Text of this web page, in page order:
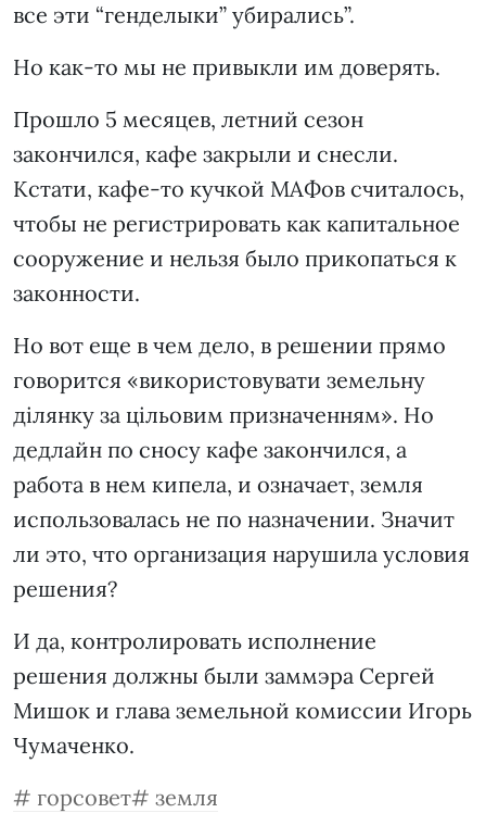
все эти “генделыки” убирались”.
Но как-то мы не привыкли им доверять.
Прошло 5 месяцев, летний сезон
закончился, кафе закрыли и снесли.
Кстати, кафе-то кучкой МАФов считалось,
чтобы не регистрировать как капитальное
сооружение и нельзя было прикопаться к
законности.
Но вот еще в чем дело, в решении прямо
говорится «використовувати земельну
ділянку за цільовим призначенням». Но
дедлайн по сносу кафе закончился, а
работа в нем кипела, и означает, земля
использовалась не по назначении. Значит
ли это, что организация нарушила условия
решения?
И да, контролировать исполнение
решения должны были заммэра Сергей
Мишок и глава земельной комиссии Игорь
Чумаченко.
горсовет
земля